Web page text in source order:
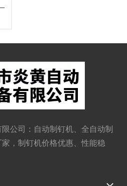
公司：自动制钉机 、全自动制
家，制钉机价格优惠、性能稳